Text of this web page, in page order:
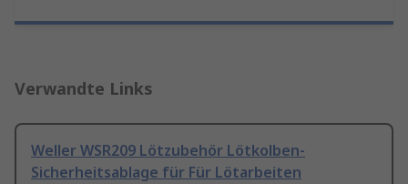
Verwandte Links
Weller WSR209 Lötzubehör Lötkolben-
Sicherheitsablage für Für Lötarbeiten